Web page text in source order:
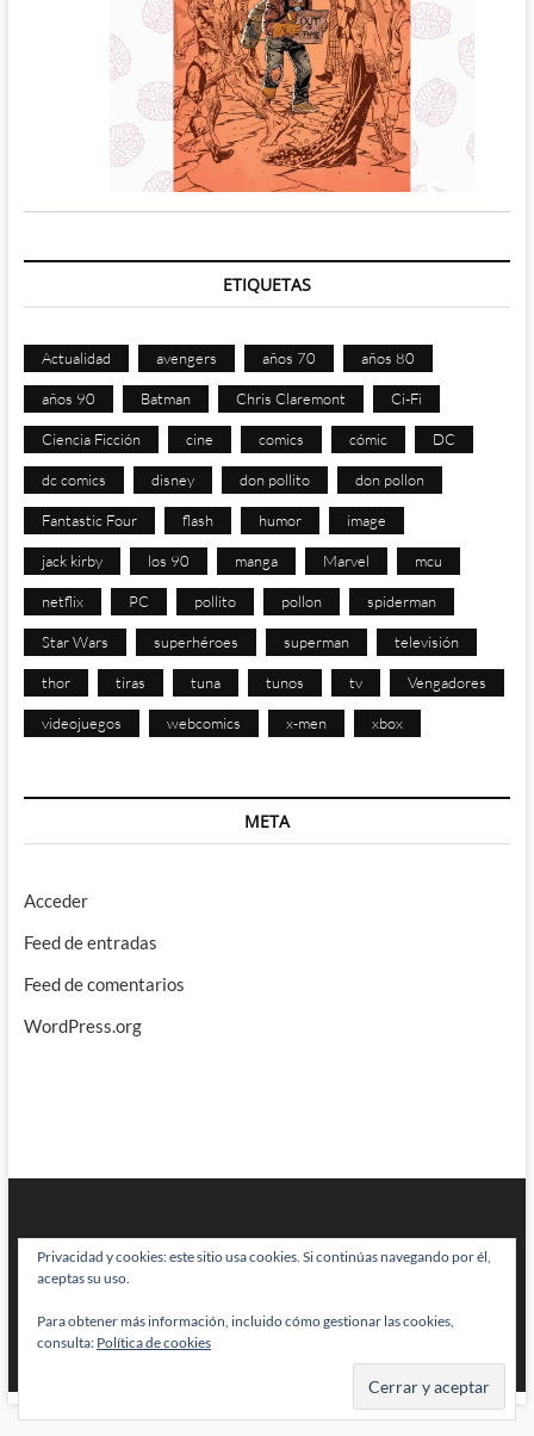
ETIQUETAS
Actualidad avengers años 70 años 80
años 90 Batman Chris Claremont Ci-Fi
Ciencia Ficción cine comics cómic DC
dc comics disney don pollito don pollon
Fantastic Four flash humor image
jack kirby los 90 manga Marvel mcu
netflix PC pollito pollon spiderman
Star Wars superhéroes superman televisión
thor tiras tuna tunos tv Vengadores
videojuegos webcomics x-men xbox
META
Acceder
Feed de entradas
Feed de comentarios
WordPress.org
BRAINSTOMPING| Diseñado por:Theme Freesia|WordPress| © Todos
los derechos reservados
Privacidad y cookies: este sitio usa cookies. Si continúas navegando por él,
aceptas su uso.
Para obtener más información, incluido cómo gestionar las cookies,
consulta: Política de cookies